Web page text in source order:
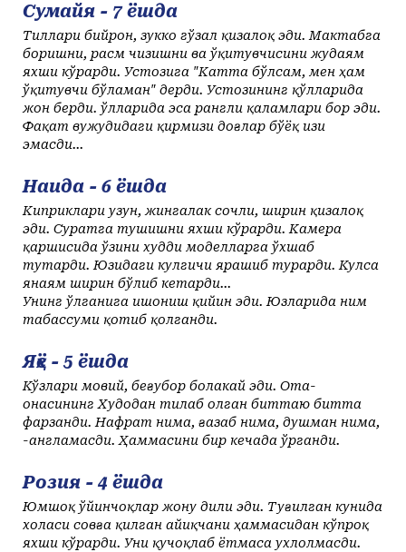
Сумайя - 7 ёшда
Тиллари бийрон, зукко гўзал қизалоқ эди. Мактабга
боришни, расм чизишни ва ўқитувчисини жудаям
яхши кўрарди. Устозига "Катта бўлсам, мен ҳам
ўқитувчи бўламан" дерди. Устозининг қўлларида
жон берди. Қўлларида эса рангли қаламлари бор эди.
Фақат вужудидаги қирмизи доғлар бўёқ изи
эмасди...
Наида - 6 ёшда
Киприклари узун, жингалак сочли, ширин қизалоқ
эди. Суратга тушишни яхши кўрарди. Камера
қаршисида ўзини худди моделларга ўхшаб
тутарди. Юзидаги кулгичи ярашиб турарди. Кулса
янаям ширин бўлиб кетарди...
Унинг ўлганига ишониш қийин эди. Юзларида ним
табассуми қотиб қолганди.
Яҳё - 5 ёшда
Кўзлари мовий, беғубор болакай эди. Ота-
онасининг Худодан тилаб олган биттаю битта
фарзанди. Нафрат нима, ғазаб нима, душман нима,
-англамасди. Ҳаммасини бир кечада ўрганди.
Розия - 4 ёшда
Юмшоқ ўйинчоқлар жону дили эди. Туғилган кунида
холаси совға қилган айиқчани ҳаммасидан кўпроқ
яхши кўрарди. Уни қучоқлаб ётмаса ухлолмасди.